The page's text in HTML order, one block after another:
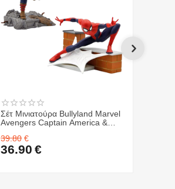
Σέτ Μινιατούρα Bullyland Marvel
Avengers Captain America &
39.80 €
36.90 €